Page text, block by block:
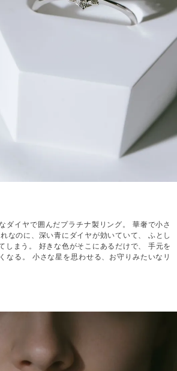
ダイヤで囲んだプラチナ製リング。 華奢で小さ
なのに、深い青にダイヤが効いていて、 ふとし
しまう。 好きな色がそこにあるだけで、 手元を
なる。 小さな星を思わせる、お守りみたいなリ